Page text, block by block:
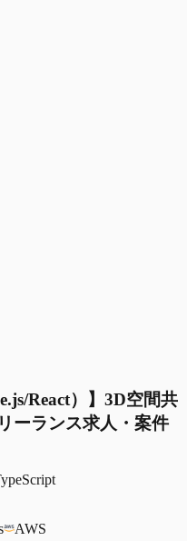
React）】3D空間共
ーランス求人・案件
AWS